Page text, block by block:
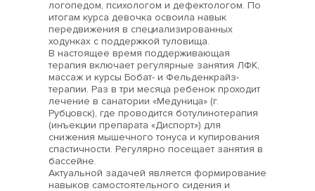
логопедом, психологом и дефектологом. По
итогам курса девочка освоила навык
передвижения в специализированных
ходунках с поддержкой туловища.
В настоящее время поддерживающая
терапия включает регулярные занятия ЛФК,
массаж и курсы Бобат- и Фельденкрайз-
терапии. Раз в три месяца ребенок проходит
лечение в санатории «Медуница» (г.
Рубцовск), где проводится ботулинотерапия
(инъекции препарата «Диспорт») для
снижения мышечного тонуса и купирования
спастичности. Регулярно посещает занятия в
бассейне.
Актуальной задачей является формирование
навыков самостоятельного сидения и